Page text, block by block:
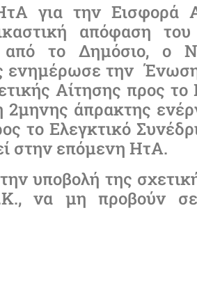
για την Εισφορά
απόφαση του
από το Δημόσιο, ο
ενημέρωσε την
Αίτησης προς
άπρακτης
το Ελεγκτικό
στην επόμενη ΗτΑ.
υποβολή της
να μη προβούν